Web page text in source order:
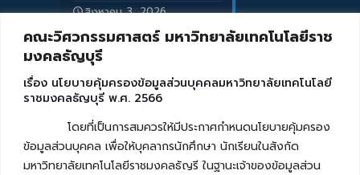
คณะวิศวกรรมศาสตร์ มหาวิทยาลัยเทคโนโลยีราช
มงคลธัญบุรี
เรื่อง นโยบายคุ้มครองข้อมูลส่วนบุคคลมหาวิทยาลัยเทคโนโลยี
ราชมงคลธัญบุรี พ.ศ. 2566
โดยที่เป็นการสมควรให้มีประกาศกำหนดนโยบายคุ้มครอง
ข้อมูลส่วนบุคคล เพื่อให้บุคลากรนักศึกษา นักเรียนในสังกัด
มหาวิทยาลัยเทคโนโลยีราชมงคลธัญรี ในฐานะเจ้าของข้อมูลส่วน
สิงหาคม 3, 2026